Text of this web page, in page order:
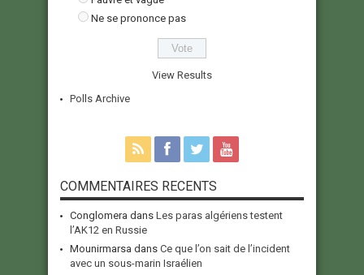
Ne se prononce pas
View Results
Polls Archive
COMMENTAIRES RECENTS
Conglomera dans Les paras algériens testent
l’AK12 en Russie
Mounirmarsa dans Ce que l’on sait de l’incident
avec un sous-marin Israélien